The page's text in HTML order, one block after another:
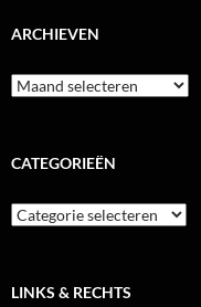
ARCHIEVEN
Archieven
CATEGORIEËN
Categorieën
LINKS & RECHTS